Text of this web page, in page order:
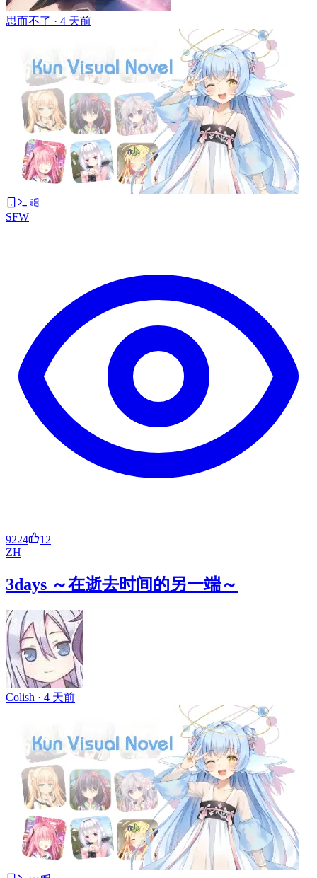
思而不了 · 4 天前
SFW
9224
12
ZH
3days ～在逝去时间的另一端～
Colish · 4 天前